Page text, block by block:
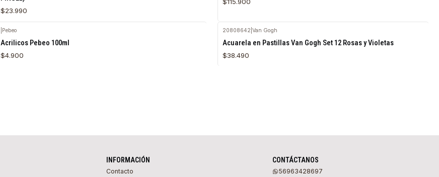
$23.990
Pebeo
Acrilicos Pebeo 100ml
$4.900
20808642 |Van Gogh
Acuarela en Pastillas Van Gogh Set 12 Rosas y Violetas
$38.490
INFORMACIÓN
Contacto
CONTÁCTANOS
56963428697